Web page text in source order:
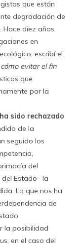
que están
degradación de
Hace diez años
en
escribí el
evitar el fin
que
por la
sido rechazado
de la
seguido los
del
Estado– la
Lo que nos ha
de
la posibilidad
en el caso del